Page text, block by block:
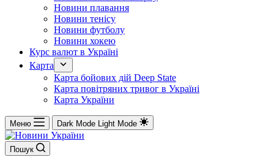
Новини плавання
Новини тенісу
Новини футболу
Новини хокею
Курс валют в Україні
Карта
Карта бойових дій Deep State
Карта повітряних тривог в Україні
Карта України
Меню Dark Mode Light Mode
Пошук